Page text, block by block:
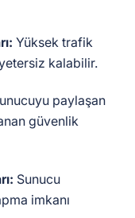
Yüksek trafik
kalabilir.
paylaşan
güvenlik
Sunucu
imkanı